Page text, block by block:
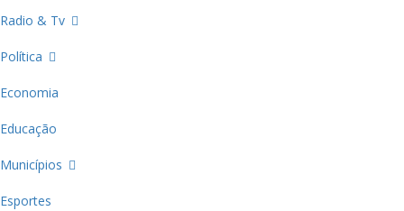
Radio & Tv
Política
Economia
Educação
Municípios
Esportes